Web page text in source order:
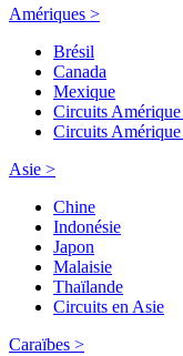
Amériques >
Brésil
Canada
Mexique
Circuits
Circuits
Asie >
Chine
Indonésie
Japon
Malaisie
Thaïlande
Circuits en Asie
Caraïbes >